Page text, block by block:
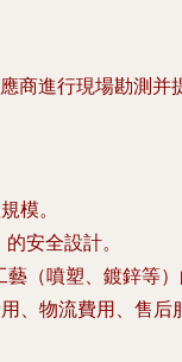
進行現場勘測
模。
安全設計。
（噴塑、鍍鋅等）
、物流費用、售后